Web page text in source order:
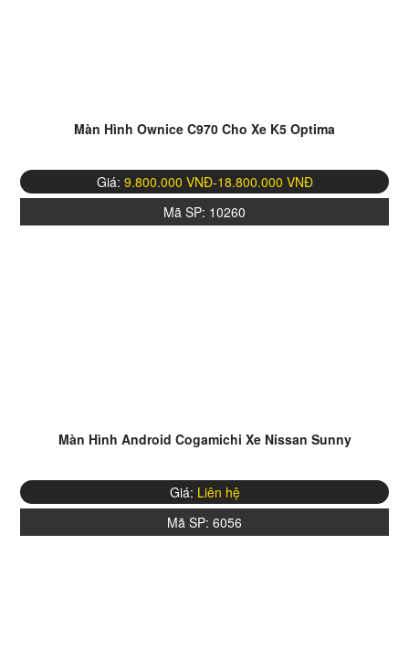
Màn Hình Ownice C970 Cho Xe K5 Optima
Giá: 9.800.000 VNĐ-18.800.000 VNĐ
Mã SP: 10260
Màn Hình Android Cogamichi Xe Nissan Sunny
Giá: Liên hệ
Mã SP: 6056